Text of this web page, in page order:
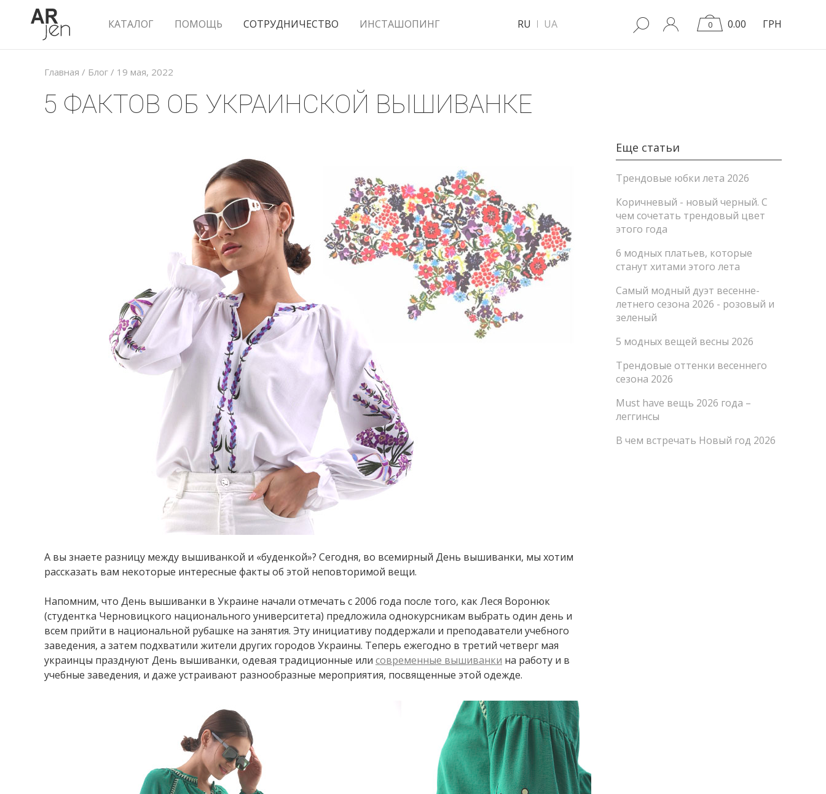
КАТАЛОГ ПОМОЩЬ СОТРУДНИЧЕСТВО ИНСТАШОПИНГ RU UA 0 0.00 ГРН
Главная / Блог / 19 мая, 2022
5 ФАКТОВ ОБ УКРАИНСКОЙ ВЫШИВАНКЕ
А вы знаете разницу между вышиванкой и «буденкой»? Сегодня, во всемирный День вышиванки, мы хотим
рассказать вам некоторые интересные факты об этой неповторимой вещи.
Напомним, что День вышиванки в Украине начали отмечать с 2006 года после того, как Леся Воронюк
(студентка Черновицкого национального университета) предложила однокурсникам выбрать один день и
всем прийти в национальной рубашке на занятия. Эту инициативу поддержали и преподаватели учебного
заведения, а затем подхватили жители других городов Украины. Теперь ежегодно в третий четверг мая
украинцы празднуют День вышиванки, одевая традиционные или современные вышиванки на работу и в
учебные заведения, и даже устраивают разнообразные мероприятия, посвященные этой одежде.
Еще статьи
Трендовые юбки лета 2026
Коричневый - новый черный. С
чем сочетать трендовый цвет
этого года
6 модных платьев, которые
станут хитами этого лета
Самый модный дуэт весенне-
летнего сезона 2026 - розовый и
зеленый
5 модных вещей весны 2026
Трендовые оттенки весеннего
сезона 2026
Must have вещь 2026 года –
леггинсы
В чем встречать Новый год 2026